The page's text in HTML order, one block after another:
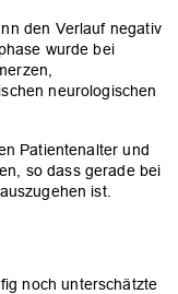
den Verlauf negativ
wurde bei
neurologischen
Patientenalter und
so dass gerade bei
ist.
noch unterschätzte